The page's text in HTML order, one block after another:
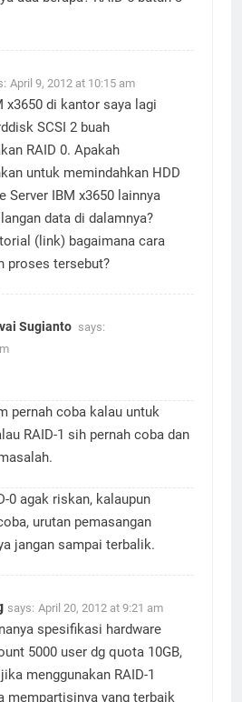
ada berapa? RAID-5 butuh 3
April 9, 2012 at 10:15 am
x3650 di kantor saya lagi
SCSI 2 buah
RAID 0. Apakah
untuk memindahkan HDD
Server IBM x3650 lainnya
data di dalamnya?
(link) bagaimana cara
Sugianto
pernah coba kalau untuk
RAID-1 sih pernah coba dan
0 agak riskan, kalaupun
urutan pemasangan
says: April 20, 2012 at 9:21 am
nanya spesifikasi hardware
5000 user dg quota 10GB,
menggunakan RAID-1